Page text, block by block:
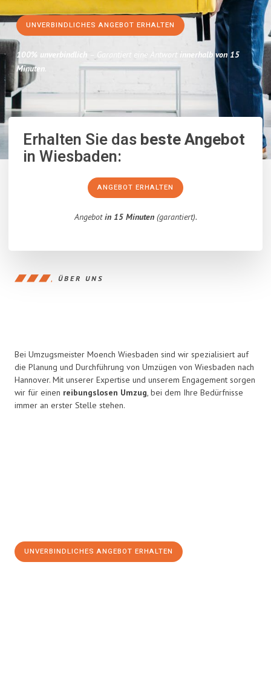
UNVERBINDLICHES ANGEBOT ERHALTEN
100% unverbindlich – Garantiert eine Antwort innerhalb von 15
Minuten.
Erhalten Sie dasbeste Angebot
in Wiesbaden:
ANGEBOT ERHALTEN
Angebotin 15 Minuten(garantiert).
ÜBER UNS
Bei Umzugsmeister Moench Wiesbaden sind wir spezialisiert auf
die Planung und Durchführung von Umzügen von Wiesbaden nach
Hannover. Mit unserer Expertise und unserem Engagement sorgen
wir für einen reibungslosen Umzug, bei dem Ihre Bedürfnisse
immer an erster Stelle stehen.
UNVERBINDLICHES ANGEBOT ERHALTEN